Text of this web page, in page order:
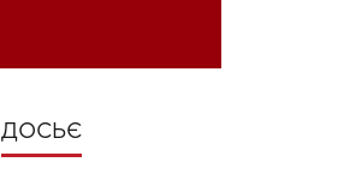
ДОСЬЄ